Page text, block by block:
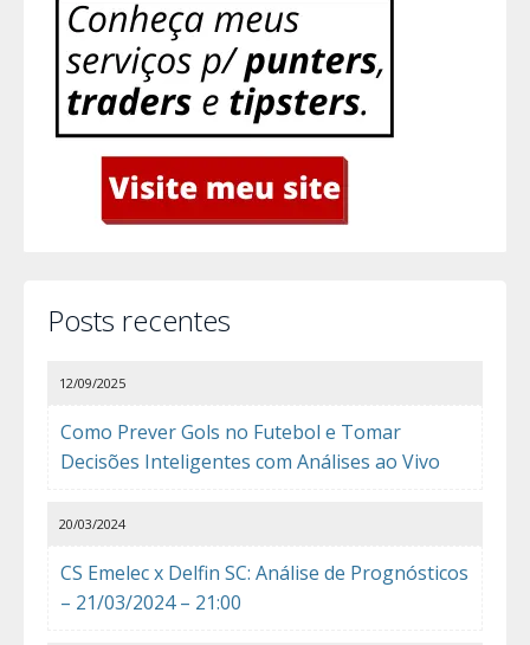
Posts recentes
Como Prever Gols no Futebol e Tomar
Decisões Inteligentes com Análises ao Vivo
12/09/2025
CS Emelec x Delfin SC: Análise de Prognósticos
– 21/03/2024 – 21:00
20/03/2024